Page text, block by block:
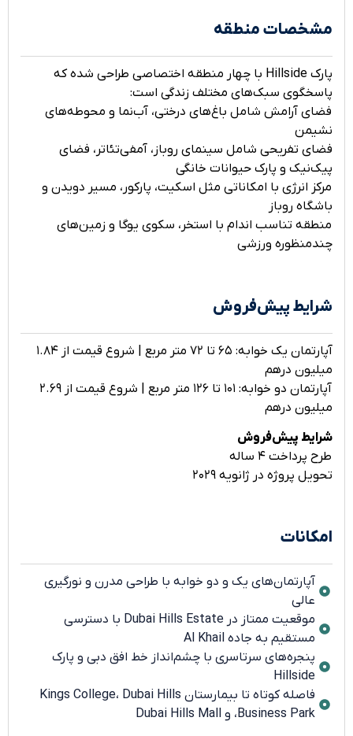
مشخصات منطقه
پارک Hillside با چهار منطقه اختصاصی طراحی شده که
پاسخگوی سبک‌های مختلف زندگی است:
فضای آرامش شامل باغ‌های درختی، آب‌نما و محوطه‌های
نشیمن
فضای تفریحی شامل سینمای روباز، آمفی‌تئاتر، فضای
پیک‌نیک و پارک حیوانات خانگی
مرکز انرژی با امکاناتی مثل اسکیت، پارکور، مسیر دویدن و
باشگاه روباز
منطقه تناسب اندام با استخر، سکوی یوگا و زمین‌های
چندمنظوره ورزشی
شرایط پیش‌فروش
آپارتمان یک خوابه: ۶۵ تا ۷۲ متر مربع | شروع قیمت از ۱.۸۴
میلیون درهم
آپارتمان دو خوابه: ۱۰۱ تا ۱۲۶ متر مربع | شروع قیمت از ۲.۶۹
میلیون درهم
شرایط پیش‌فروش
طرح پرداخت ۴ ساله
تحویل پروژه در ژانویه ۲۰۲۹
امکانات
آپارتمان‌های یک و دو خوابه با طراحی مدرن و نورگیری
عالی
موقعیت ممتاز در Dubai Hills Estate با دسترسی
مستقیم به جاده Al Khail
پنجره‌های سرتاسری با چشم‌انداز خط افق دبی و پارک
Hillside
فاصله کوتاه تا بیمارستان Kings College، Dubai Hills
Business Park، و Dubai Hills Mall